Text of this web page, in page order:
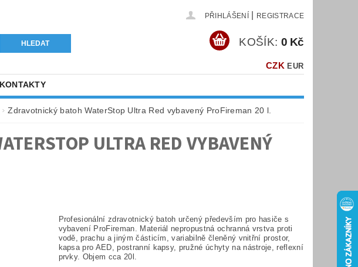
PŘIHLÁŠENÍ REGISTRACE
CZK EUR
KOŠÍK: 0 Kč
KONTAKTY
Zdravotnický batoh WaterStop Ultra Red vybavený ProFireman 20 l.
ULTRA RED VYBAVENÝ
Profesionální zdravotnický batoh určený především pro hasiče s
vybavení ProFireman. Materiál nepropustná ochranná vrstva proti
vodě, prachu a jiným částicím, variabilně členěný vnitřní prostor,
kapsa pro AED, postranní kapsy, pružné úchyty na nástroje, reflexní
prvky. Objem cca 20l.